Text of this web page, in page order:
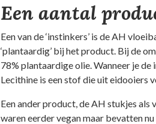
Een aantal
Een van de ‘instinkers’ is de AH
‘plantaardig’ bij het product. Bij de
78% plantaardige olie. Wanneer je
Lecithine is een stof die uit eidooiers
Een ander product, de AH stukjes
waren eerder vegan maar bevatten